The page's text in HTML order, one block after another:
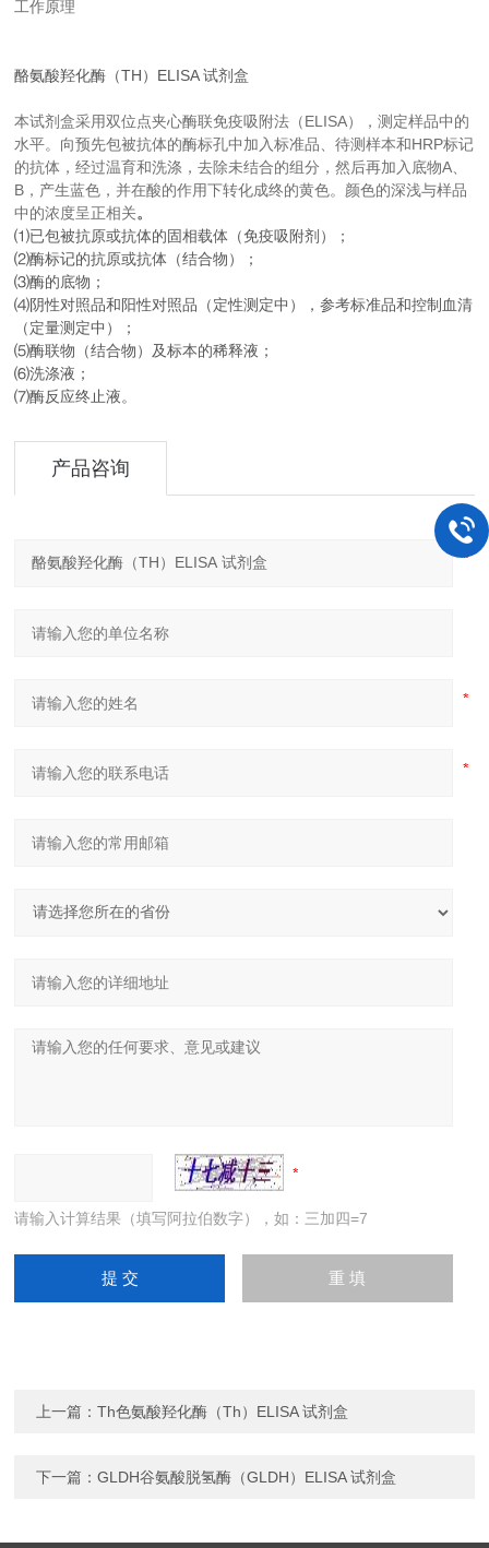
工作原理
酪氨酸羟化酶（TH）ELISA 试剂盒
本试剂盒采用双位点夹心酶联免疫吸附法（ ELISA），测定样品中的
水平。向预先包被抗体的酶标孔中加入标准品、待测样本和 HRP标记
的抗体，经过温育和洗涤，去除未结合的组分，然后再加入底物A、
B ，产生蓝色，并在酸的作用下转化成终的黄色。颜色的深浅与样品
中的浓度呈正相关。
⑴已包被抗原或抗体的固相载体（免疫吸附剂）；
⑵酶标记的抗原或抗体（结合物）；
⑶酶的底物；
⑷阴性对照品和阳性对照品（定性测定中），参考标准品和控制血清
（定量测定中）；
⑸酶联物（结合物）及标本的稀释液；
⑹洗涤液；
⑺酶反应终止液。
产品咨询
请输入计算结果（填写阿拉伯数字），如：三加四=7
上一篇：Th色氨酸羟化酶（Th）ELISA 试剂盒
下一篇：GLDH谷氨酸脱氢酶（GLDH）ELISA 试剂盒